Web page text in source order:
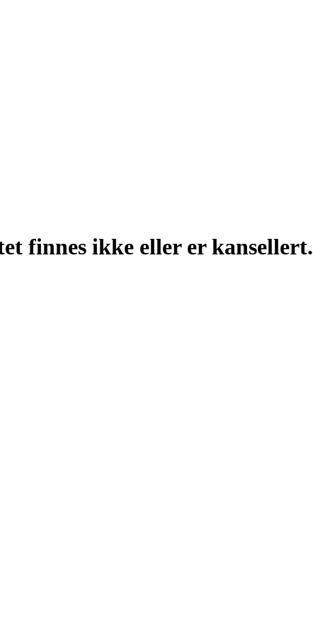
finnes ikke eller er kansellert.